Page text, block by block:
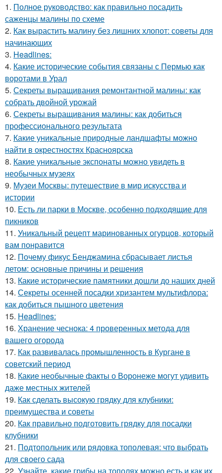
1. Полное руководство: как правильно посадить
саженцы малины по схеме
2. Как вырастить малину без лишних хлопот: советы для
начинающих
3. Headlines:
4. Какие исторические события связаны с Пермью как
воротами в Урал
5. Секреты выращивания ремонтантной малины: как
собрать двойной урожай
6. Секреты выращивания малины: как добиться
профессионального результата
7. Какие уникальные природные ландшафты можно
найти в окрестностях Красноярска
8. Какие уникальные экспонаты можно увидеть в
необычных музеях
9. Музеи Москвы: путешествие в мир искусства и
истории
10. Есть ли парки в Москве, особенно подходящие для
пикников
11. Уникальный рецепт маринованных огурцов, который
вам понравится
12. Почему фикус Бенджамина сбрасывает листья
летом: основные причины и решения
13. Какие исторические памятники дошли до наших дней
14. Секреты осенней посадки хризантем мультифлора:
как добиться пышного цветения
15. Headlines:
16. Хранение чеснока: 4 проверенных метода для
вашего огорода
17. Как развивалась промышленность в Кургане в
советский период
18. Какие необычные факты о Воронеже могут удивить
даже местных жителей
19. Как сделать высокую грядку для клубники:
преимущества и советы
20. Как правильно подготовить грядку для посадки
клубники
21. Подтопольник или рядовка тополевая: что выбрать
для своего сада